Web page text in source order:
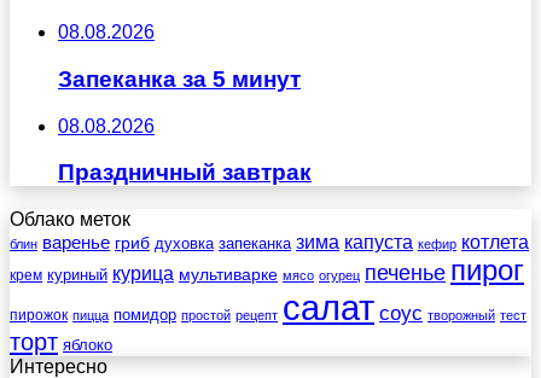
08.08.2026
Запеканка за 5 минут
08.08.2026
Праздничный завтрак
Облако меток
блин варенье гриб духовка запеканка зима капуста кефир котлета
крем куриный курица мультиварке мясо огурец печенье пирог
пирожок пицца помидор простой рецепт салат соус творожный тест
торт яблоко
Интересно